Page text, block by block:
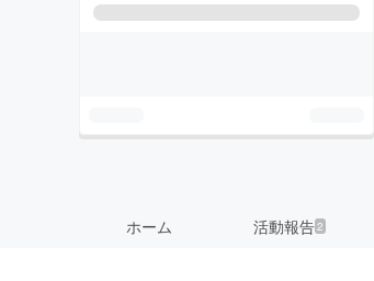
ホーム 活動報告2